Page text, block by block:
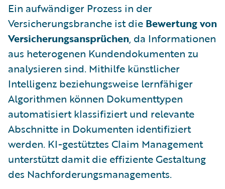
Ein aufwändiger Prozess in der
Versicherungsbranche ist die Bewertung von
Versicherungsansprüchen, da Informationen
aus heterogenen Kundendokumenten zu
analysieren sind. Mithilfe künstlicher
Intelligenz beziehungsweise lernfähiger
Algorithmen können Dokumenttypen
automatisiert klassifiziert und relevante
Abschnitte in Dokumenten identifiziert
werden. KI-gestütztes Claim Management
unterstützt damit die effiziente Gestaltung
des Nachforderungsmanagements.